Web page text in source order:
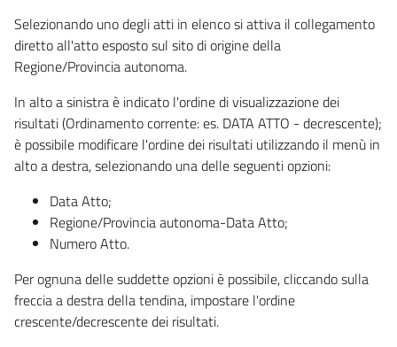
Selezionando uno degli atti in elenco si attiva il collegamento
diretto all'atto esposto sul sito di origine della
Regione/Provincia autonoma.
In alto a sinistra è indicato l'ordine di visualizzazione dei
risultati (Ordinamento corrente: es. DATA ATTO - decrescente);
è possibile modificare l'ordine dei risultati utilizzando il menù in
alto a destra, selezionando una delle seguenti opzioni:
Data Atto;
Regione/Provincia autonoma-Data Atto;
Numero Atto.
Per ognuna delle suddette opzioni è possibile, cliccando sulla
freccia a destra della tendina, impostare l'ordine
crescente/decrescente dei risultati.